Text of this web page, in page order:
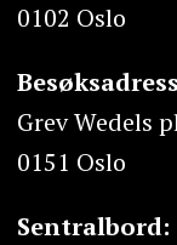
0102 Oslo
Grev Wedels
0151 Oslo
Sentralbord: